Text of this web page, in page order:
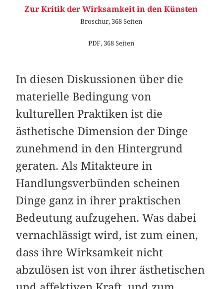
Zur Kritik der Wirksamkeit in den Künsten
Broschur, 368 Seiten
PDF, 368 Seiten
In diesen Diskussionen über die
materielle Bedingung von
kulturellen Praktiken ist die
ästhetische Dimension der Dinge
zunehmend in den Hintergrund
geraten. Als Mitakteure in
Handlungsverbünden scheinen
Dinge ganz in ihrer praktischen
Bedeutung aufzugehen. Was dabei
vernachlässigt wird, ist zum einen,
dass ihre Wirksamkeit nicht
abzulösen ist von ihrer ästhetischen